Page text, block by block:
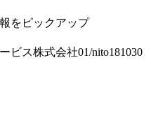
をピックアップ
ビス株式会社01/nito181030